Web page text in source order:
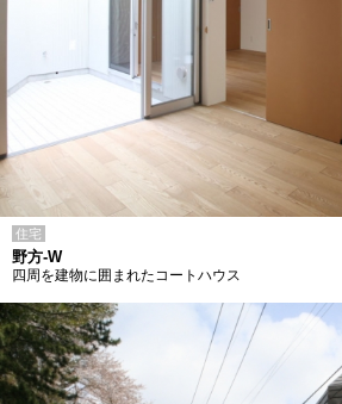
住宅
野方-W
四周を建物に囲まれたコートハウス